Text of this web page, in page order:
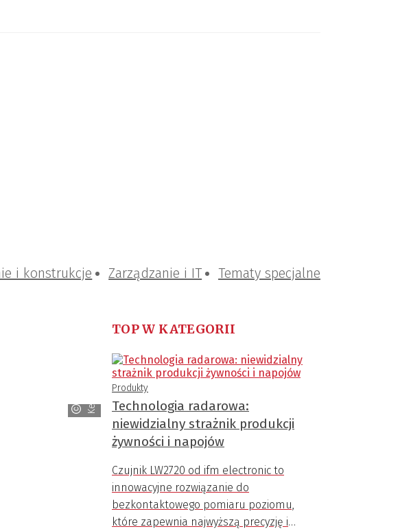
i konstrukcje Zarządzanie i IT Tematy specjalne
TOP W KATEGORII
Produkty
Technologia radarowa:
niewidzialny strażnik produkcji
żywności i napojów
Czujnik LW2720 od ifm electronic to
innowacyjne rozwiązanie do
bezkontaktowego pomiaru poziomu,
które zapewnia najwyższą precyzję i